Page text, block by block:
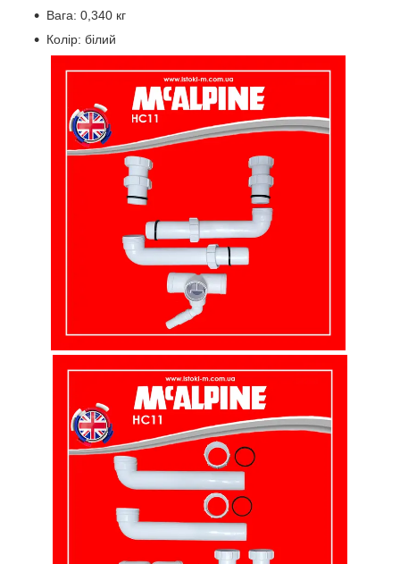
Вага: 0,340 кг
Колір: білий